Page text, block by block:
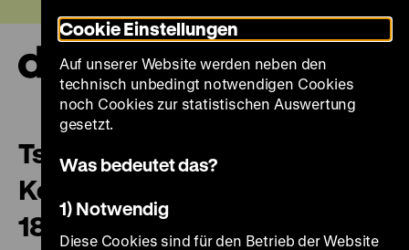
zum
Seiteninhalt
springen
Tsingtau: ein Kapitel deutscher
Kolonialgeschichte in China
1897–1914
Cookie Einstellungen
Auf unserer Website werden neben den
technisch unbedingt notwendigen Cookies
noch Cookies zur statistischen Auswertung
gesetzt.
Was bedeutet das?
1) Notwendig
Diese Cookies sind für den Betrieb der Website